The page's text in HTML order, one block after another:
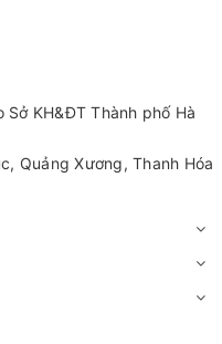
KH&ĐT Thành phố Hà
Quảng Xương, Thanh Hóa